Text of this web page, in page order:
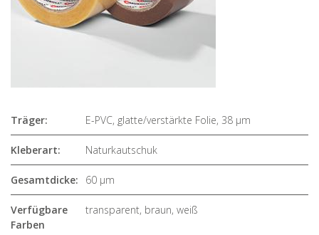
Träger: E-PVC, glatte/verstärkte Folie, 38 µm
Kleberart: Naturkautschuk
Gesamtdicke: 60 µm
Verfügbare
Farben
transparent, braun, weiß